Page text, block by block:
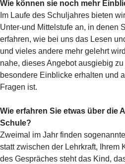
Wie können sie noch mehr
Im Laufe des Schuljahres bieten
Unter-und Mittelstufe an, in denen
erfahren, wie bei uns das Lesen
und vieles andere mehr gelehrt
nahe, dieses Angebot ausgiebig
besondere Einblicke erhalten und
Fragen ist.
Wie erfahren Sie etwas über die
Schule?
Zweimal im Jahr finden
statt zwischen der Lehrkraft, Ihrem
des Gespräches steht das Kind,